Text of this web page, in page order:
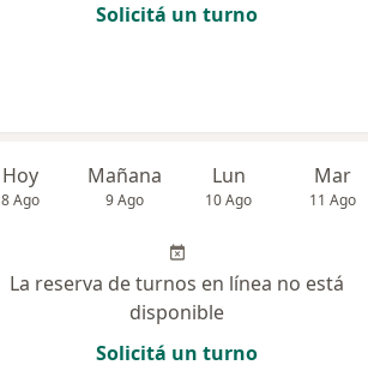
Solicitá un turno
Hoy
8 Ago
Mañana
9 Ago
Lun
10 Ago
Mar
11 Ago
La reserva de turnos en línea no está
disponible
Solicitá un turno